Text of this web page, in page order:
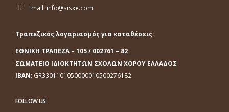
Email: info@sisxe.com
Τραπεζικός λογαριασμός για καταθέσεις:
ΕΘΝΙΚΗ ΤΡΑΠΕΖΑ – 105 / 002761 – 82
ΣΩΜΑΤΕΙΟ ΙΔΙΟΚΤΗΤΩΝ ΣΧΟΛΩΝ ΧΟΡΟΥ ΕΛΛΑΔΟΣ
ΙΒΑΝ: GR3301101050000010500276182
FOLLOW US